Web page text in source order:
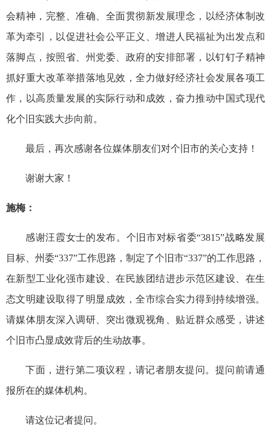
会精神，完整、准确、全面贯彻新发展理念，以经济体制改
革为牵引，以促进社会公平正义、增进人民福祉为出发点和
落脚点，按照省、州党委、政府的安排部署，以钉钉子精神
抓好重大改革举措落地见效，全力做好经济社会发展各项工
作，以高质量发展的实际行动和成效，奋力推动中国式现代
化个旧实践大步向前。
最后，再次感谢各位媒体朋友们对个旧市的关心支持！
谢谢大家！
施梅：
感谢汪霞女士的发布。个旧市对标省委“3815”战略发展
目标、州委“337”工作思路，制定了个旧市“337”的工作思路，
在新型工业化强市建设、在民族团结进步示范区建设、在生
态文明建设取得了明显成效，全市综合实力得到持续增强。
请媒体朋友深入调研、突出微观视角、贴近群众感受，讲述
个旧市凸显成效背后的生动故事。
下面，进行第二项议程，请记者朋友提问。提问前请通
报所在的媒体机构。
请这位记者提问。